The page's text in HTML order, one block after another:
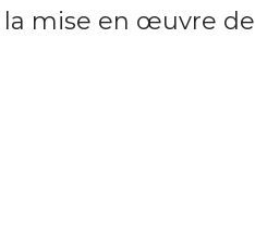
la mise en œuvre